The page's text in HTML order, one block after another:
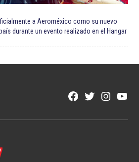
a Aeroméxico como su nuevo
durante un evento realizado en el Hangar
Facebook
Twitter